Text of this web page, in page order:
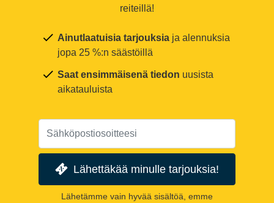
reiteillä!
Ainutlaatuisia tarjouksia ja alennuksia
jopa 25 %:n säästöillä
Saat ensimmäisenä tiedon uusista
aikatauluista
Lähettäkää minulle tarjouksia!
Lähetämme vain hyvää sisältöä, emme